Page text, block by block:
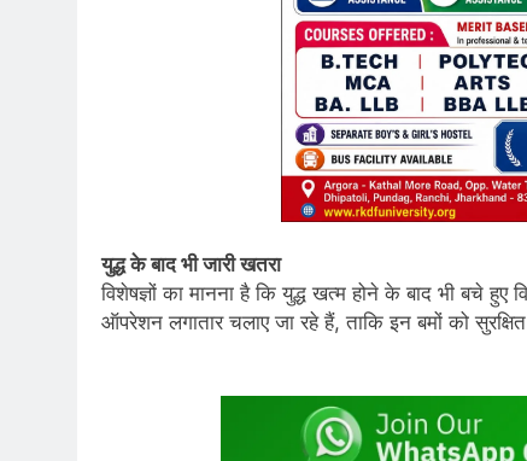
युद्ध के बाद भी जारी खतरा
विशेषज्ञों का मानना है कि युद्ध खत्म होने के बाद भी बचे
ऑपरेशन लगातार चलाए जा रहे हैं, ताकि इन बमों को